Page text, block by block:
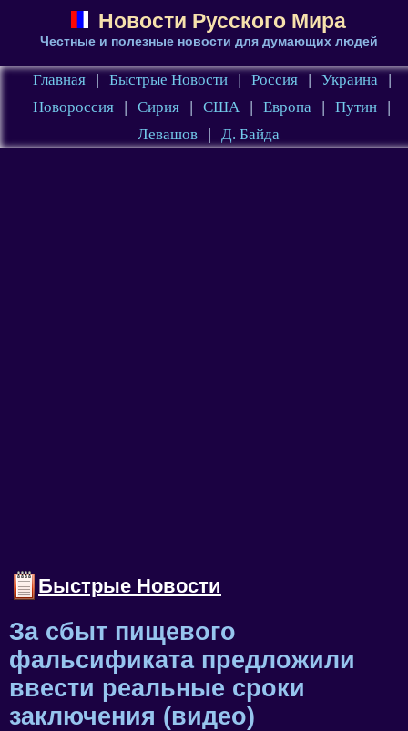
Новости Русского Мира
Честные и полезные новости для думающих людей
Главная | Быстрые Новости | Россия | Украина
|
Новороссия
| Сирия | США | Европа | Путин
|
Левашов
| Д. Байда
Быстрые Новости
За сбыт пищевого
фальсификата предложили
ввести реальные сроки
заключения (видео)